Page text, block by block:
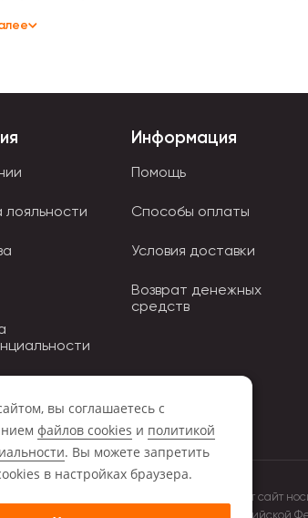
о качестве наших товаров
Информация
Помощь
Способы оплаты
Условия доставки
Возврат денежных
средств
ваше внимание на то, что данный интернет сайт
Статьи 437 (2) Гражданского кодекса
вы соглашаетесь с
файлов cookies и политикой
. Вы можете запретить
в настройках браузера.